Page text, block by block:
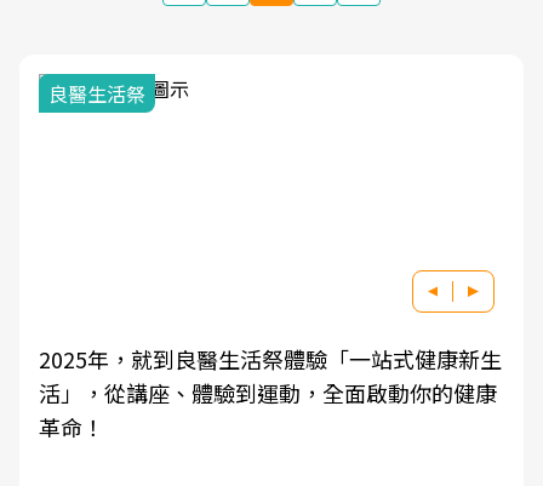
就到良醫生活祭體驗「一站式健康新生
講座、體驗到運動，全面啟動你的健康
良醫健康
學觀點與